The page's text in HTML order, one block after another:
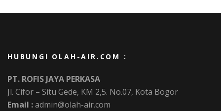
HUBUNGI OLAH-AIR.COM :
PT. ROFIS JAYA PERKASA
Jl. Cifor – Situ Gede, KM 2,5. No.07, Kota Bogor
Email :admin@olah-air.com